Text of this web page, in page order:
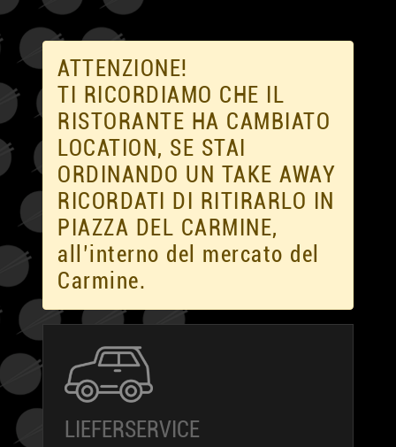
ATTENZIONE!
TI RICORDIAMO CHE IL
RISTORANTE HA CAMBIATO
LOCATION, SE STAI
ORDINANDO UN TAKE AWAY
RICORDATI DI RITIRARLO IN
PIAZZA DEL CARMINE,
all’interno del mercato del
Carmine.
LIEFERSERVICE